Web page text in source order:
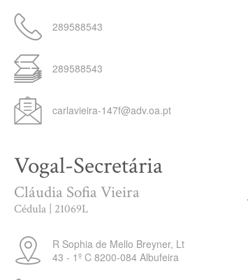
289588543
289588543
carlavieira-147f@adv.oa.pt
Vogal-Secretária
Cláudia Sofia Vieira
Cédula | 21069L
R Sophia de Mello Breyner, Lt
43 - 1º C 8200-084 Albufeira